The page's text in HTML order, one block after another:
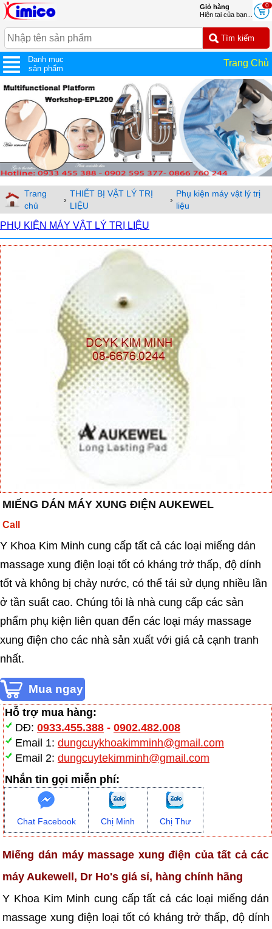
0
Giỏ hàng
Hiện tại của bạn...
Danh mục
sản phẩm
Trang Chủ
Trang
chủ
›
THIẾT BỊ VẬT LÝ TRỊ
LIỆU
›
Phụ kiện máy vật lý trị
liệu
PHỤ KIỆN MÁY VẬT LÝ TRỊ LIỆU
MIẾNG DÁN MÁY XUNG ĐIỆN AUKEWEL
Call
Y Khoa Kim Minh cung cấp tất cả các loại miếng dán
massage xung điện loại tốt có kháng trở thấp, độ dính
tốt và không bị chảy nước, có thể tái sử dụng nhiều lần
ở tần suất cao. Chúng tôi là nhà cung cấp các sản
phẩm phụ kiện liên quan đến các loại máy massage
xung điện cho các nhà sản xuất với giá cả cạnh tranh
nhất.
Hỗ trợ mua hàng:
DĐ: 0933.455.388- 0902.482.008
Email 1: dungcuykhoakimminh@gmail.com
Email 2: dungcuytekimminh@gmail.com
Nhắn tin gọi miễn phí:
Chat Facebook Chị Minh Chị Thư
Miếng dán máy massage xung điện của tất cả các
máy Aukewell, Dr Ho's giá sỉ, hàng chính hãng
Y Khoa Kim Minh cung cấp tất cả các loại miếng dán
massage xung điện loại tốt có kháng trở thấp, độ dính